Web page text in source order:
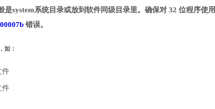
system系统目录或放到软件同级目录里。确保对 32 位程序使用
错误。
如：
件
件